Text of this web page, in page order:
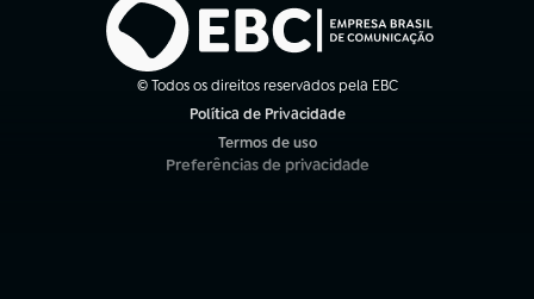
© Todos os direitos reservados pela EBC
Política de Privacidade
Termos de uso
(abre em nova aba)
Preferências de privacidade